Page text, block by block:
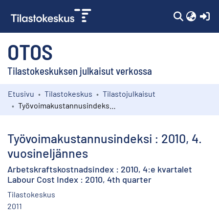
OTOS
Tilastokeskuksen julkaisut verkossa
Kokoelmat
Etusivu Tilastokeskus
Tilastojulkaisut
Työvoimakustannusindeksi : 2010, 4.
vuosineljännes
Arbetskraftskostnadsindex : 2010, 4:e kvartalet
Labour Cost Index : 2010, 4th quarter
Tilastokeskus
2011